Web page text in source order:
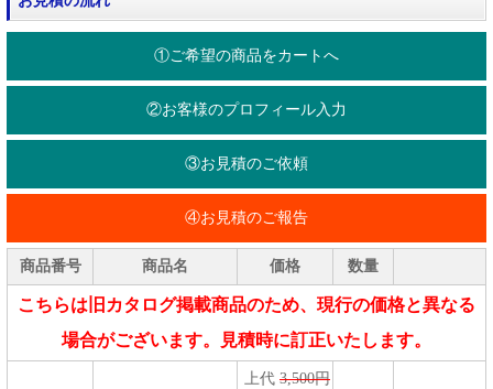
①ご希望の商品をカートへ
②お客様のプロフィール入力
③お見積のご依頼
④お見積のご報告
商品番号 商品名 価格 数量
こちらは旧カタログ掲載商品のため、現行の価格と異なる
場合がございます。見積時に訂正いたします。
上代 3,500円